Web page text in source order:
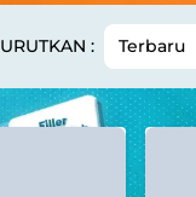
URUTKAN : Terbaru